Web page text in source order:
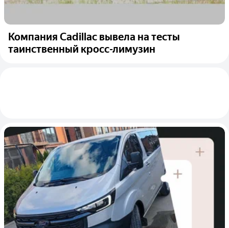
Компания Cadillac вывела на тесты
таинственный кросс-лимузин